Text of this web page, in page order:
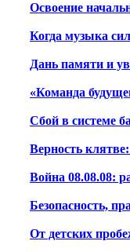
Освоение
Когда музыка
Дань памяти и
«Команда
Сбой в системе
Верность
Война 08.08.08:
Безопасность,
От детских